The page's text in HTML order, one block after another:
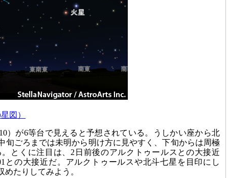
図）
）が6等台で見えると予想されている。うしかい座から北
旬ごろまでは未明から明け方に見やすく、下旬からは周極
とくに注目は、2日前後のアルクトゥールスとの大接近
との大接近だ。アルクトゥールスや北斗七星を目印にし
たりしてみよう。